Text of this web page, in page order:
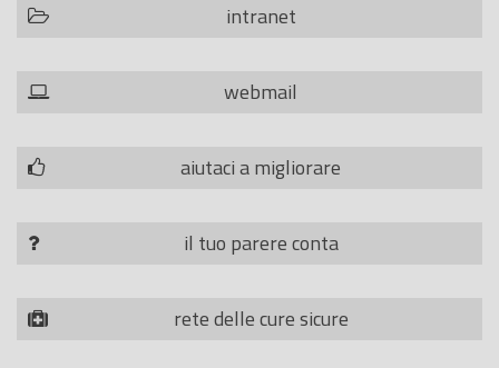
intranet
webmail
aiutaci a migliorare
il tuo parere conta
rete delle cure sicure